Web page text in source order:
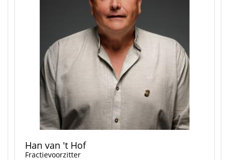
Han van 't Hof
Fractievoorzitter